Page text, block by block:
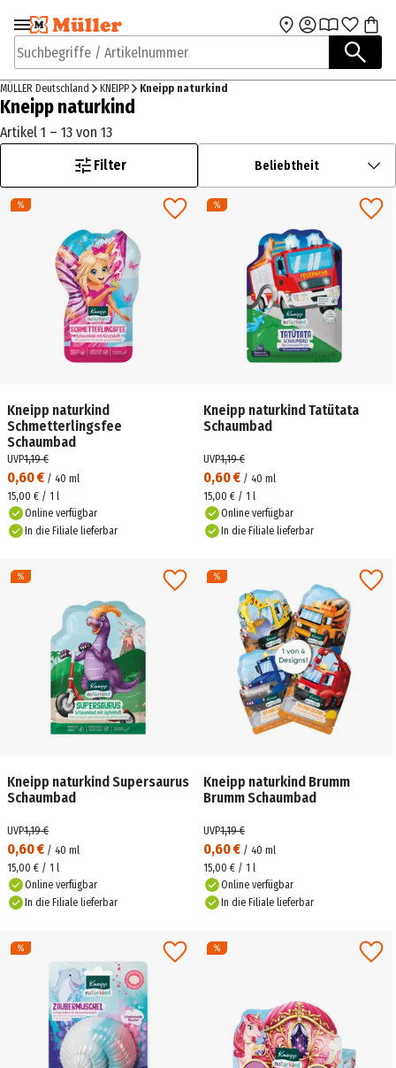
Zur Navigation
springen
Zum Hauptinhalt
Suchbegriffe / Artikelnummer
MÜLLER Deutschland KNEIPP Kneipp naturkind
Kneipp naturkind
Artikel 1 – 13 von 13
Filter
Beliebtheit
Kneipp naturkind
Schmetterlingsfee
Schaumbad
0,60 € / 40 ml
UVP1,19 €
15,00 € / 1 l
Online verfügbar
In die Filiale lieferbar
Kneipp naturkind Tatütata
Schaumbad
0,60 € / 40 ml
UVP1,19 €
15,00 € / 1 l
Online verfügbar
In die Filiale lieferbar
Kneipp naturkind Supersaurus
Schaumbad
0,60 € / 40 ml
UVP1,19 €
15,00 € / 1 l
Online verfügbar
In die Filiale lieferbar
Kneipp naturkind Brumm
Brumm Schaumbad
0,60 € / 40 ml
UVP1,19 €
15,00 € / 1 l
Online verfügbar
In die Filiale lieferbar